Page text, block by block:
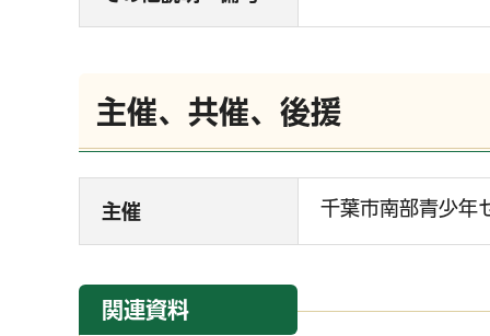
主催、共催、後援
主催 千葉市南部青少年
関連資料